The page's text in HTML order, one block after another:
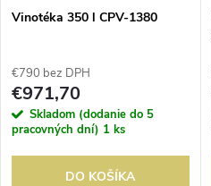
Vinotéka 350 l CPV-1380
€790 bez DPH
€971,70
Skladom (dodanie do 5
pracovných dní) 1 ks
DO KOŠÍKA